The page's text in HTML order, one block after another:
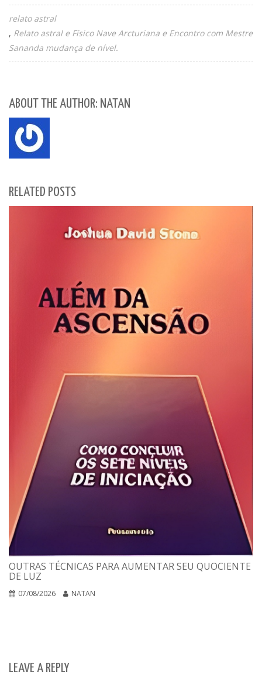
relato astral
Relato astral e Físico Nave Arcturiana e Encontro com Mestre
Sananda mudança de nível.
ABOUT THE AUTHOR: NATAN
RELATED POSTS
OUTRAS TÉCNICAS PARA AUMENTAR SEU QUOCIENTE
DE LUZ
07/08/2026 NATAN
LEAVE A REPLY